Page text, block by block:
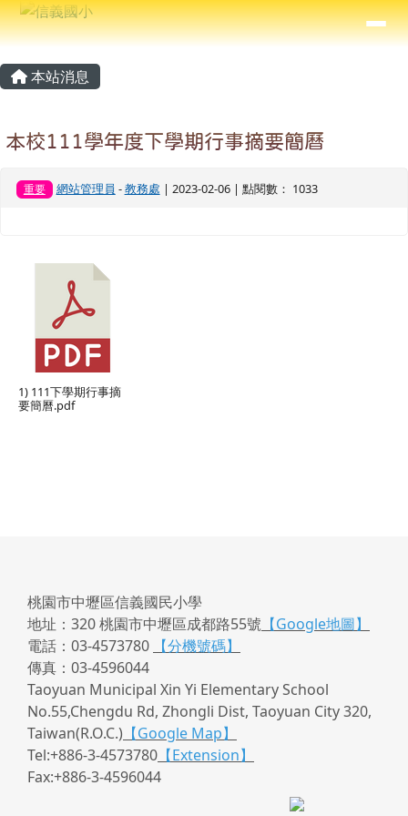
跳至主內容區
信義國小
⏸
導覽列
主內容區域
本站消息
本校111學年度下學期行事摘要簡曆
重要 網站管理員 -教務處 | 2023-02-06 | 點閱數： 1033
1) 111下學期行事摘
要簡曆.pdf
頁尾區域
桃園市中壢區信義國民小學
地址：320 桃園市中壢區成都路55號 【Google地圖】
電話：03-4573780
【分機號碼】
傳真：03-4596044
Taoyuan Municipal Xin Yi Elementary School
No.55,Chengdu Rd, Zhongli Dist, Taoyuan City 320,
Taiwan(R.O.C.) 【Google Map】
Tel:+886-3-4573780 【Extension】
Fax:+886-3-4596044